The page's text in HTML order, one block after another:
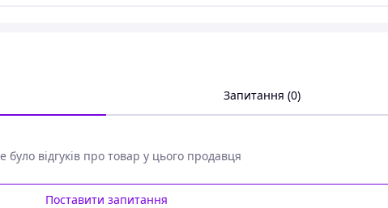
коробка, поліетиленовий пакет.
Запитання (0)
було відгуків про товар у цього продавця
Поставити запитання